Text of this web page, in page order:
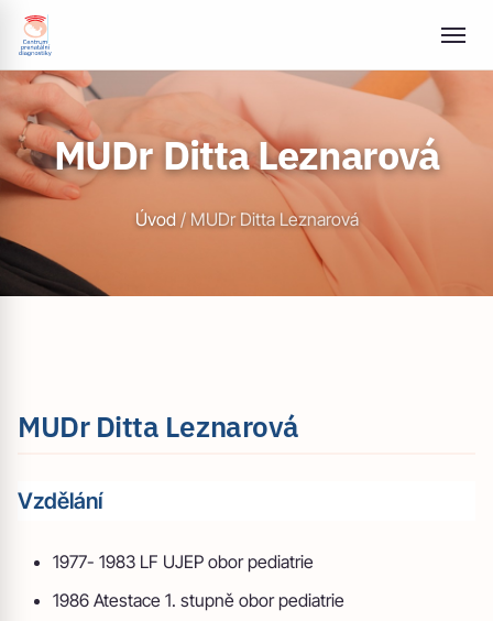
MUDr Ditta Leznarová
Úvod / MUDr Ditta Leznarová
MUDr Ditta Leznarová
Vzdělání
1977- 1983 LF UJEP obor pediatrie
1986 Atestace 1. stupně obor pediatrie